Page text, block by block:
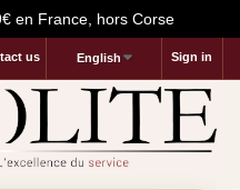
en France, hors Corse
Sign in
English
us